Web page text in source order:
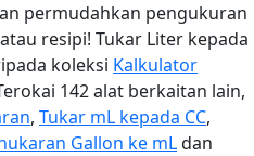
permudahkan pengukuran
resipi! Tukar Liter kepada
koleksi Kalkulator
142 alat berkaitan lain,
, Tukar mL kepada CC,
Gallon ke mLdan